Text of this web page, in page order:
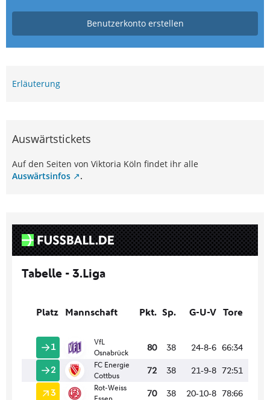
Benutzerkonto erstellen
Erläuterung
Auswärtstickets
Auf den Seiten von Viktoria Köln findet ihr alle
Auswärtsinfos
.